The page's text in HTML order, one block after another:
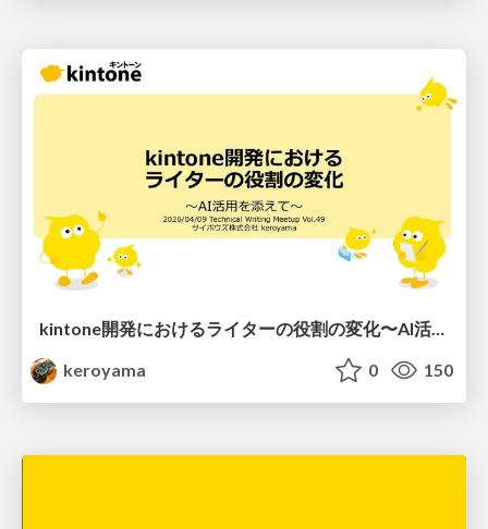
kintone開発における​ライターの役割の変化​〜AI活用を添えて〜 / Changes in the Role of Writers in Kintone Development
keroyama
0 150